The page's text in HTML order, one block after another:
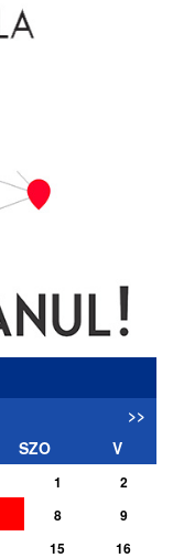
>>
SZO V
1
2
8
9
15 16